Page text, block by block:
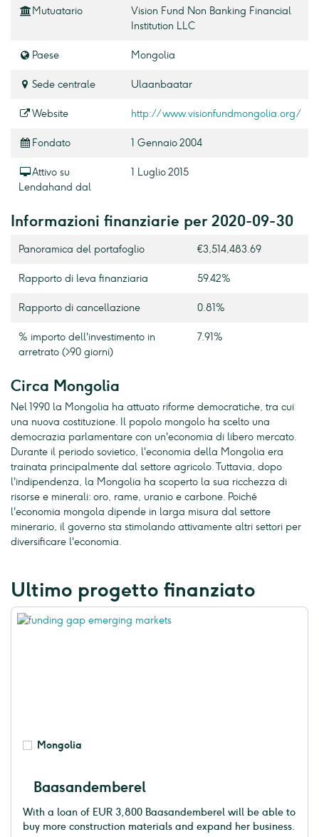
Mutuatario
Vision Fund Non Banking Financial
Institution LLC
Paese Mongolia
Sede centrale Ulaanbaatar
Website http://www.visionfundmongolia.org/
Fondato 1 Gennaio 2004
Attivo su
Lendahand dal
1 Luglio 2015
Informazioni finanziarie per 2020-09-30
Panoramica del portafoglio €3,514,483.69
Rapporto di leva finanziaria 59.42%
Rapporto di cancellazione 0.81%
% importo dell'investimento in
arretrato (>90 giorni)
7.91%
Circa Mongolia
Nel 1990 la Mongolia ha attuato riforme democratiche, tra cui
una nuova costituzione. Il popolo mongolo ha scelto una
democrazia parlamentare con un'economia di libero mercato.
Durante il periodo sovietico, l'economia della Mongolia era
trainata principalmente dal settore agricolo. Tuttavia, dopo
l'indipendenza, la Mongolia ha scoperto la sua ricchezza di
risorse e minerali: oro, rame, uranio e carbone. Poiché
l'economia mongola dipende in larga misura dal settore
minerario, il governo sta stimolando attivamente altri settori per
diversificare l'economia.
Ultimo progetto finanziato
Mongolia
Baasandemberel
With a loan of EUR 3,800 ​Baasandemberel will be able to
buy more construction materials and expand her business.